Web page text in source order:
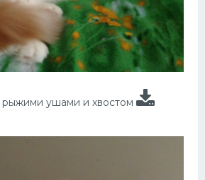
рыжими ушами и хвостом